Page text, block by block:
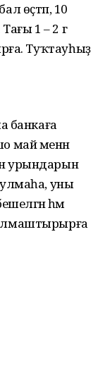
өҫтәп, 10
1 – 2 г
Туҡтауһыҙ
банкаға
май менән
урындарын
уны
һәм